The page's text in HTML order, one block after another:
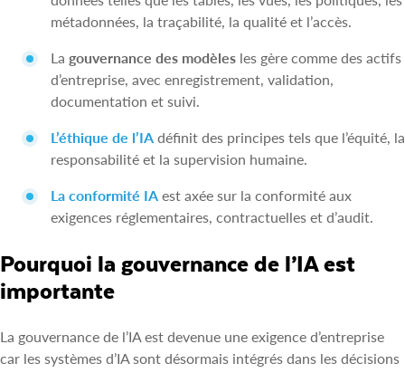
métadonnées, la traçabilité, la qualité et l’accès.
La gouvernance des modèles les gère comme des actifs
d’entreprise, avec enregistrement, validation,
documentation et suivi.
L’éthique de l’IA définit des principes tels que l’équité, la
responsabilité et la supervision humaine.
La conformité IA est axée sur la conformité aux
exigences réglementaires, contractuelles et d’audit.
Pourquoi la gouvernance de l’IA est
importante
La gouvernance de l’IA est devenue une exigence d’entreprise
car les systèmes d’IA sont désormais intégrés dans les décisions